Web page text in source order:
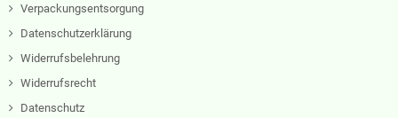
Verpackungsentsorgung
Datenschutzerklärung
Widerrufsbelehrung
Widerrufsrecht
Datenschutz